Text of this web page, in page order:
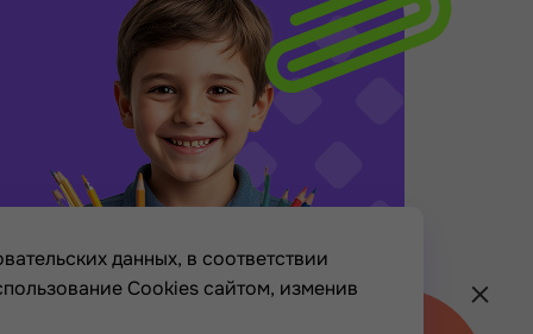
данных, в соответствии
Cookies сайтом, изменив